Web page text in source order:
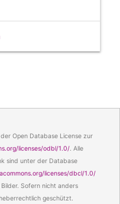
Open Database License zur
licenses/odbl/1.0/. Alle
sind unter der Database
licenses/dbcl/1.0/
Sofern nicht anders
geschützt.